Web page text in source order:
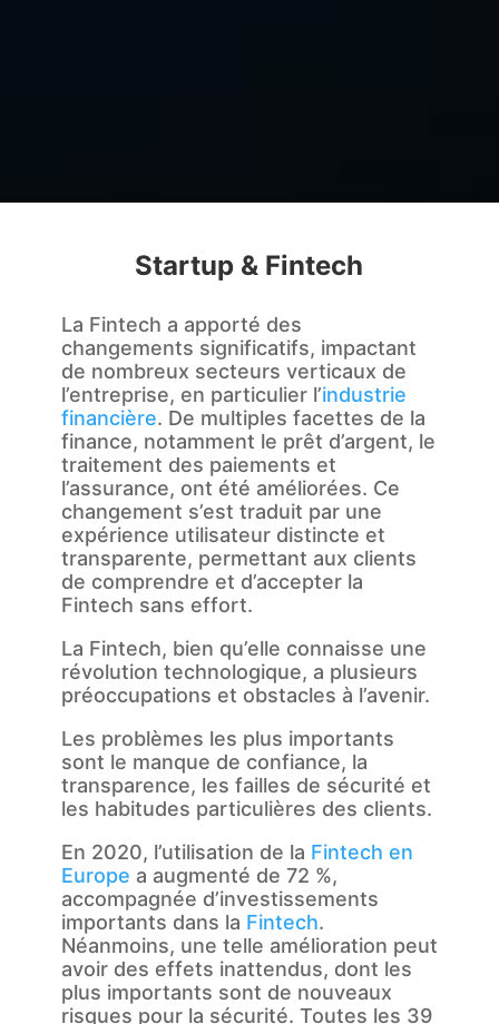
Startup & Fintech
La Fintech a apporté des
changements significatifs, impactant
de nombreux secteurs verticaux de
l’entreprise, en particulier l’industrie
financière. De multiples facettes de la
finance, notamment le prêt d’argent, le
traitement des paiements et
l’assurance, ont été améliorées. Ce
changement s’est traduit par une
expérience utilisateur distincte et
transparente, permettant aux clients
de comprendre et d’accepter la
Fintech sans effort.
La Fintech, bien qu’elle connaisse une
révolution technologique, a plusieurs
préoccupations et obstacles à l’avenir.
Les problèmes les plus importants
sont le manque de confiance, la
transparence, les failles de sécurité et
les habitudes particulières des clients.
En 2020, l’utilisation de la Fintech en
Europe a augmenté de 72 %,
accompagnée d’investissements
importants dans la Fintech.
Néanmoins, une telle amélioration peut
avoir des effets inattendus, dont les
plus importants sont de nouveaux
risques pour la sécurité. Toutes les 39